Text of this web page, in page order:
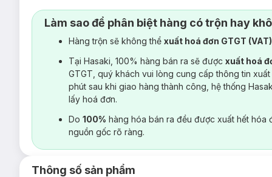
Làm sao để phân biệt hàng có trộn hay
Hàng trộn sẽ không thể xuất hoá đơn GTGT
Tại Hasaki, 100% hàng bán ra sẽ được xuất hoá
GTGT, quý khách vui lòng cung cấp thông tin
phút sau khi giao hàng thành công, hệ thống
lấy hoá đơn.
Do 100% hàng hóa bán ra đều được xuất hết hóa
nguồn gốc rõ ràng.
Thông số sản phẩm